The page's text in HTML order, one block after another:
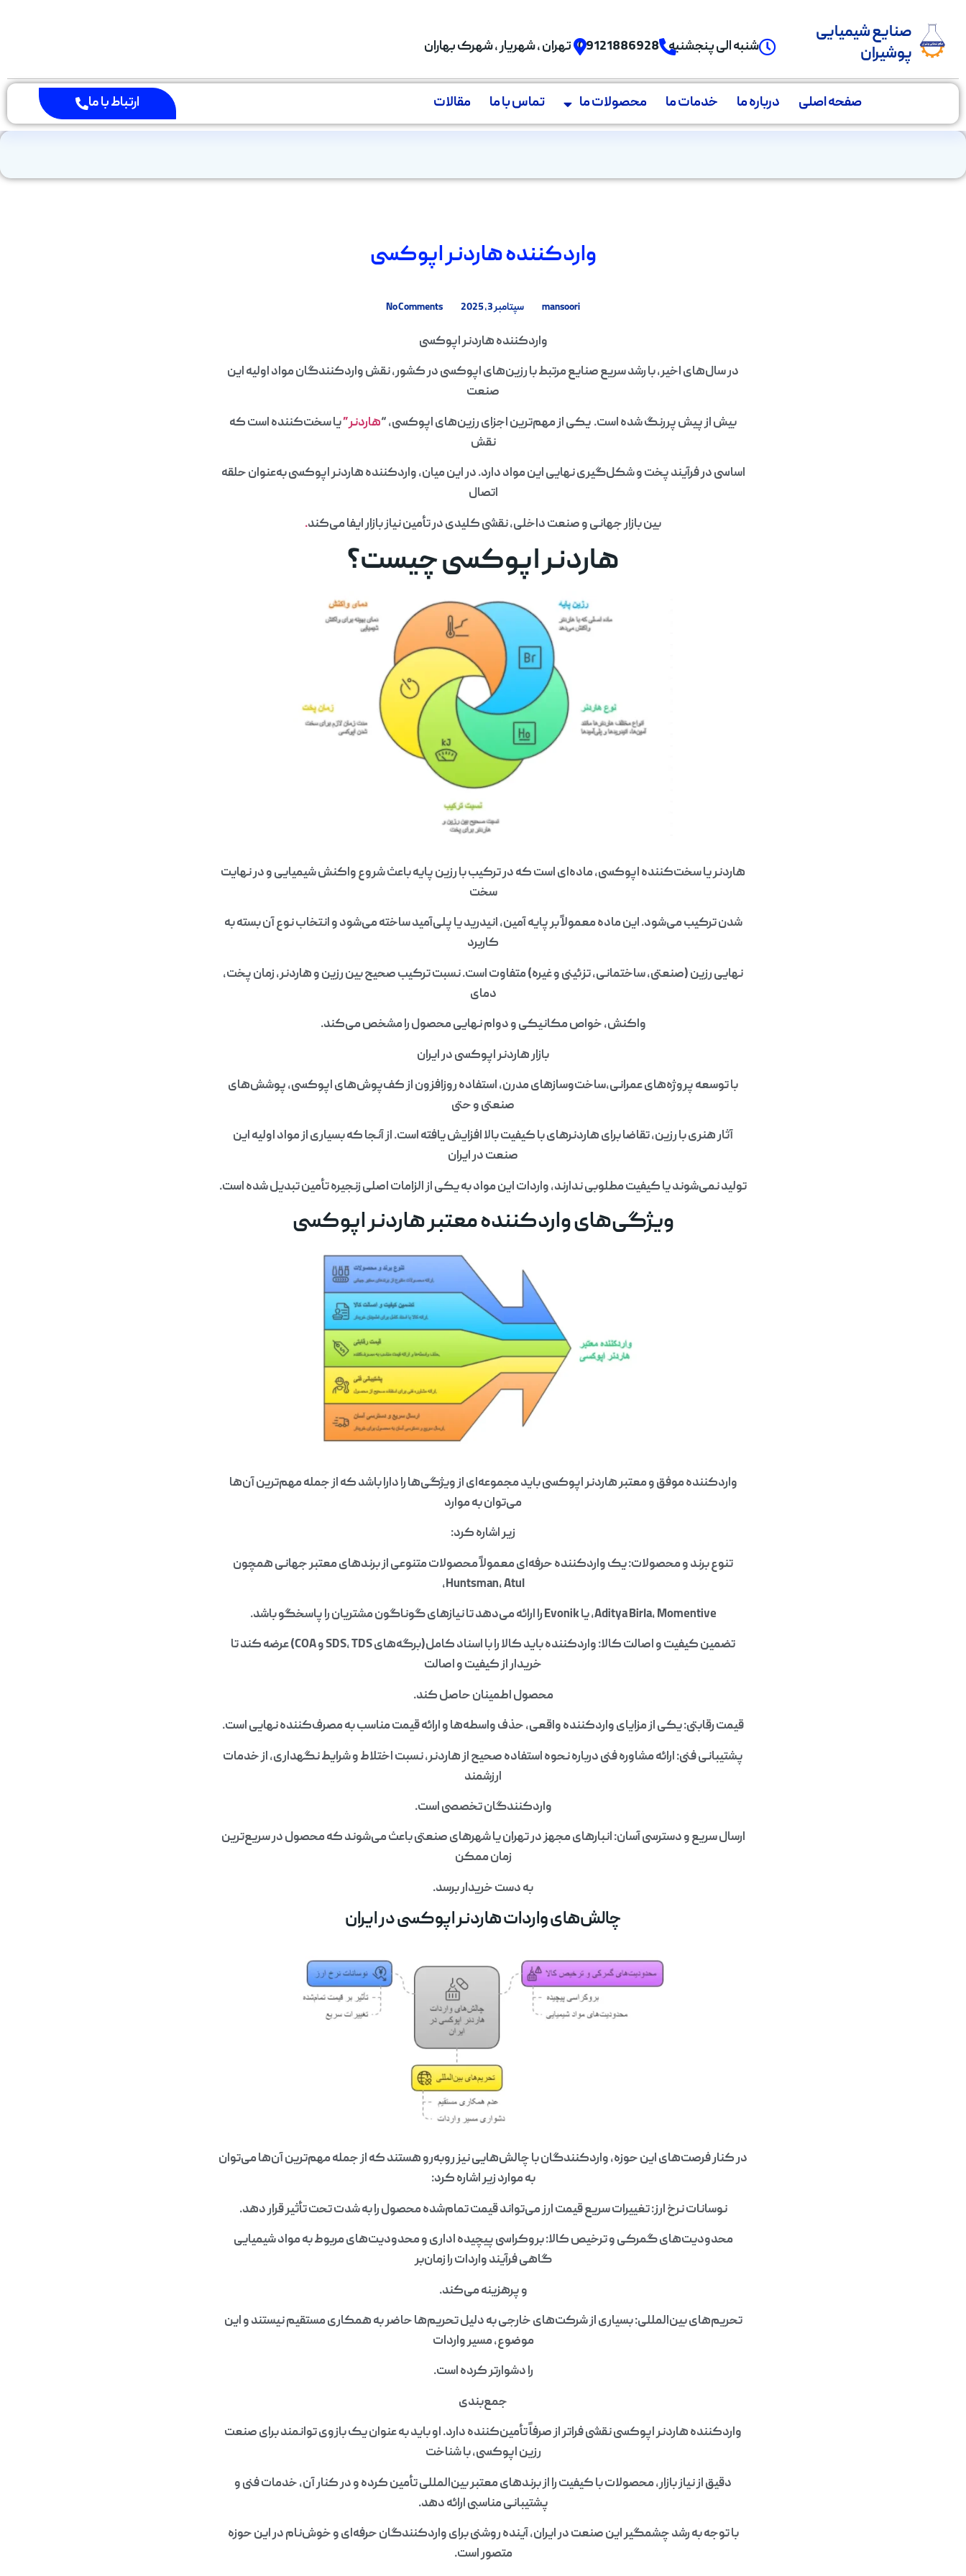
صنایع شیمیایی
پوشیران
شنبه الی پنجشنبه 09121886928 تهران , شهریار , شهرک بهاران
صفحه اصلی درباره ما خدمات ما محصولات ما تماس با ما مقالات ارتباط با ما
واردکننده هاردنر اپوکسی
mansoori سپتامبر 3, 2025 No Comments
واردکننده هاردنر اپوکسی
در سال‌های اخیر، با رشد سریع صنایع مرتبط با رزین‌های اپوکسی در کشور، نقش واردکنندگان مواد اولیه این
صنعت
بیش از پیش پررنگ شده است. یکی از مهم‌ترین اجزای رزین‌های اپوکسی، “هاردنر”یا سخت‌کننده است که
نقش
اساسی در فرآیند پخت و شکل‌گیری نهایی این مواد دارد. در این میان، واردکننده هاردنر اپوکسی به‌عنوان حلقه
اتصال
بین بازار جهانی و صنعت داخلی، نقشی کلیدی در تأمین نیاز بازار ایفا می‌کند.
هاردنر اپوکسی چیست؟
هاردنر یا سخت‌کننده اپوکسی، ماده‌ای است که در ترکیب با رزین پایه باعث شروع واکنش شیمیایی و در نهایت
سخت
شدن ترکیب می‌شود. این ماده معمولاً بر پایه آمین، انیدرید یا پلی‌آمید ساخته می‌شود و انتخاب نوع آن بسته به
کاربرد
نهایی رزین (صنعتی، ساختمانی، تزئینی و غیره) متفاوت است. نسبت ترکیب صحیح بین رزین و هاردنر، زمان پخت،
دمای
واکنش، خواص مکانیکی و دوام نهایی محصول را مشخص می‌کند.
بازار هاردنر اپوکسی در ایران
با توسعه پروژه‌های عمرانی،ساخت‌وسازهای مدرن، استفاده روزافزون از کف‌پوش‌های اپوکسی، پوشش‌های
صنعتی و حتی
آثار هنری با رزین، تقاضا برای هاردنرهای با کیفیت بالا افزایش یافته است. از آنجا که بسیاری از مواد اولیه این
صنعت در ایران
تولید نمی‌شوند یا کیفیت مطلوبی ندارند، واردات این مواد به یکی از الزامات اصلی زنجیره تأمین تبدیل شده است.
ویژگی‌های واردکننده معتبر هاردنر اپوکسی
واردکننده موفق و معتبر هاردنر اپوکسی باید مجموعه‌ای از ویژگی‌ها را دارا باشد که از جمله مهم‌ترین آن‌ها
می‌توان به موارد
زیر اشاره کرد:
تنوع برند و محصولات: یک واردکننده حرفه‌ای معمولاً محصولات متنوعی از برندهای معتبر جهانی همچون
Huntsman, Atul,
Aditya Birla, Momentive, یا Evonik را ارائه می‌دهد تا نیازهای گوناگون مشتریان را پاسخگو باشد.
تضمین کیفیت و اصالت کالا: واردکننده باید کالا را با اسناد کامل(برگه‌های SDS، TDS و COA) عرضه کند تا
خریدار از کیفیت و اصالت
محصول اطمینان حاصل کند.
قیمت رقابتی: یکی از مزایای واردکننده واقعی، حذف واسطه‌ها و ارائه قیمت مناسب به مصرف‌کننده نهایی است.
پشتیبانی فنی: ارائه مشاوره فنی درباره نحوه استفاده صحیح از هاردنر، نسبت اختلاط و شرایط نگهداری، از خدمات
ارزشمند
واردکنندگان تخصصی است.
ارسال سریع و دسترسی آسان: انبارهای مجهز در تهران یا شهرهای صنعتی باعث می‌شوند که محصول در سریع‌ترین
زمان ممکن
به دست خریدار برسد.
چالش‌های واردات هاردنر اپوکسی در ایران
در کنار فرصت‌های این حوزه، واردکنندگان با چالش‌هایی نیز روبه‌رو هستند که از جمله مهم‌ترین آن‌ها می‌توان
به موارد زیر اشاره کرد:
نوسانات نرخ ارز: تغییرات سریع قیمت ارز می‌تواند قیمت تمام‌شده محصول را به شدت تحت تأثیر قرار دهد.
محدودیت‌های گمرکی و ترخیص کالا: بروکراسی پیچیده اداری و محدودیت‌های مربوط به مواد شیمیایی
گاهی فرآیند واردات را زمان‌بر
و پرهزینه می‌کند.
تحریم‌های بین‌المللی: بسیاری از شرکت‌های خارجی به دلیل تحریم‌ها حاضر به همکاری مستقیم نیستند و این
موضوع، مسیر واردات
را دشوارتر کرده است.
جمع‌بندی
واردکننده هاردنر اپوکسی نقشی فراتر از صرفاً تأمین‌کننده دارد. او باید به عنوان یک بازوی توانمند برای صنعت
رزین اپوکسی، با شناخت
دقیق از نیاز بازار، محصولات با کیفیت را از برندهای معتبر بین‌المللی تأمین کرده و در کنار آن، خدمات فنی و
پشتیبانی مناسبی ارائه دهد.
با توجه به رشد چشمگیر این صنعت در ایران، آینده روشنی برای واردکنندگان حرفه‌ای و خوش‌نام در این حوزه
متصور است.